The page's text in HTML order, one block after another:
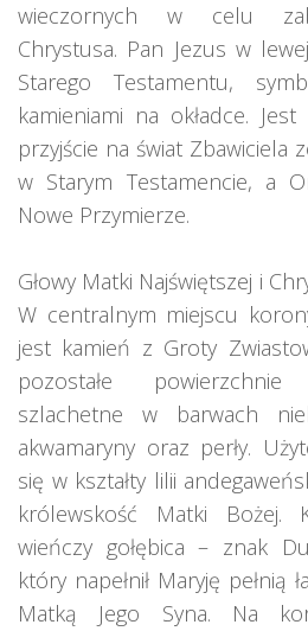
wieczornych w celu
Chrystusa. Pan Jezus w
Starego Testamentu,
kamieniami na okładce.
przyjście na świat Zbawiciela
w Starym Testamencie, a
Nowe Przymierze.
Głowy Matki Najświętszej i
W centralnym miejscu
jest kamień z Groty
pozostałe
szlachetne w barwach
akwamaryny oraz perły.
się w kształty lilii
królewskość Matki Bożej.
wieńczy gołębica – znak
który napełnił Maryję pełnią
Matką Jego Syna. Na